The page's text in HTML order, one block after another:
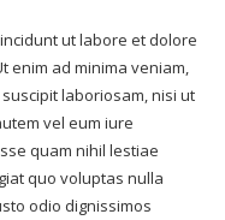
ut labore et dolore
enim ad minima veniam,
laboriosam, nisi ut
vel eum iure
quam nihil lestiae
quo voluptas nulla
odio dignissimos